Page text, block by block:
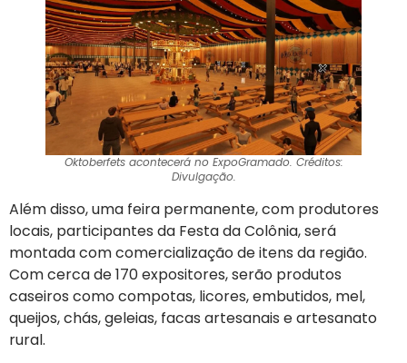
Oktoberfets acontecerá no ExpoGramado. Créditos:
Divulgação.
Além disso, uma feira permanente, com produtores
locais, participantes da Festa da Colônia, será
montada com comercialização de itens da região.
Com cerca de 170 expositores, serão produtos
caseiros como compotas, licores, embutidos, mel,
queijos, chás, geleias, facas artesanais e artesanato
rural.